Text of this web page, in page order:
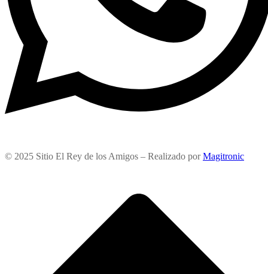
© 2025 Sitio El Rey de los Amigos – Realizado porMagitronic